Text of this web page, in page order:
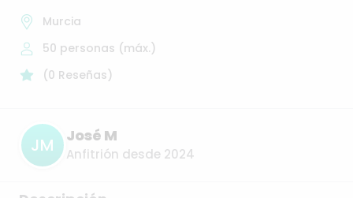
Murcia
50 personas (máx.)
(0 Reseñas)
JM José M
Anfitrión desde 2024